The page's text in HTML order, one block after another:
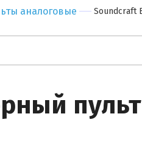
аналоговые Soundcraft
пульт
Бизнес центр